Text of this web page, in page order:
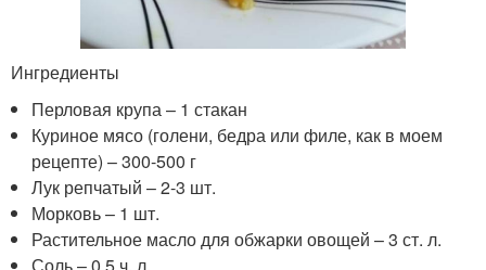
Ингредиенты
Перловая крупа – 1 стакан
Куриное мясо (голени, бедра или филе, как в моем
рецепте) – 300-500 г
Лук репчатый – 2-3 шт.
Морковь – 1 шт.
Растительное масло для обжарки овощей – 3 ст. л.